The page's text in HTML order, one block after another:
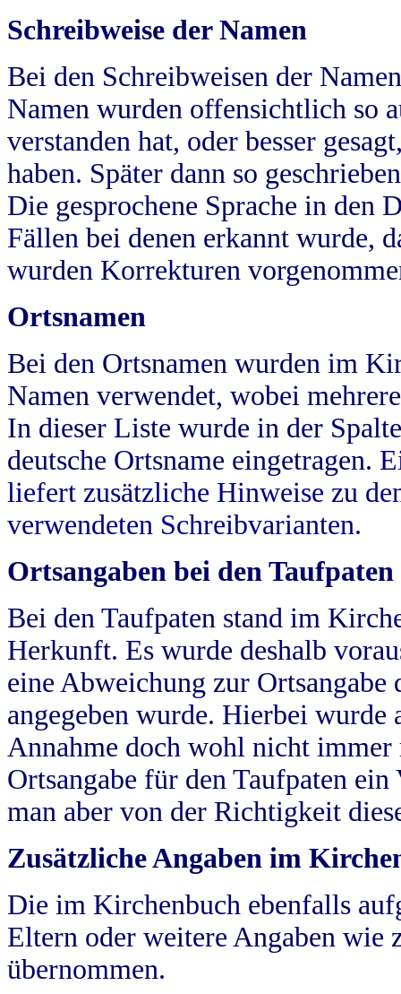
Schreibweise der Namen
Bei den Schreibweisen der
Namen wurden offensichtlich so
verstanden hat, oder besser
haben. Später dann so
Die gesprochene Sprache in
Fällen bei denen erkannt wurde,
wurden Korrekturen
Ortsnamen
Bei den Ortsnamen wurden im
Namen verwendet, wobei
In dieser Liste wurde in der
deutsche Ortsname eingetragen.
liefert zusätzliche Hinweise zu
verwendeten Schreibvarianten.
Ortsangaben bei den Taufpaten
Bei den Taufpaten stand im
Herkunft. Es wurde deshalb
eine Abweichung zur
angegeben wurde. Hierbei wurde
Annahme doch wohl nicht
Ortsangabe für den Taufpaten
man aber von der Richtigkeit
Zusätzliche Angaben im
Die im Kirchenbuch ebenfalls
Eltern oder weitere Angaben wie
übernommen.